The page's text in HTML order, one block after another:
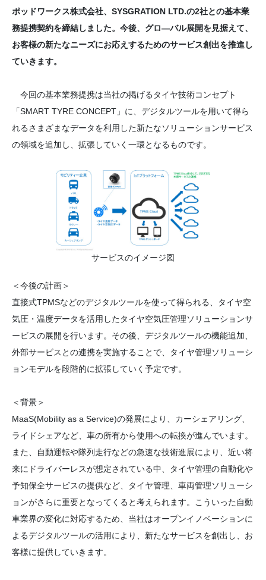
ポッドワークス株式会社、SYSGRATION LTD.の2社との基本業
務提携契約を締結しました。今後、グロ—バル展開を見据えて、
お客様の新たなニーズにお応えするためのサービス創出を推進し
ていきます。
今回の基本業務提携は当社の掲げるタイヤ技術コンセプト
「SMART TYRE CONCEPT」に、デジタルツールを用いて得ら
れるさまざまなデータを利用した新たなソリューションサービス
の領域を追加し、拡張していく一環となるものです。
サービスのイメージ図
＜今後の計画＞
直接式TPMSなどのデジタルツールを使って得られる、タイヤ空
気圧・温度データを活用したタイヤ空気圧管理ソリューションサ
ービスの展開を行います。その後、デジタルツールの機能追加、
外部サービスとの連携を実施することで、タイヤ管理ソリューシ
ョンモデルを段階的に拡張していく予定です。
＜背景＞
MaaS(Mobility as a Service)の発展により、カーシェアリング、
ライドシェアなど、車の所有から使用への転換が進んでいます。
また、自動運転や隊列走行などの急速な技術進展により、近い将
来にドライバーレスが想定されている中、タイヤ管理の自動化や
予知保全サービスの提供など、タイヤ管理、車両管理ソリューシ
ョンがさらに重要となってくると考えられます。こういった自動
車業界の変化に対応するため、当社はオープンイノベーションに
よるデジタルツールの活用により、新たなサービスを創出し、お
客様に提供していきます。